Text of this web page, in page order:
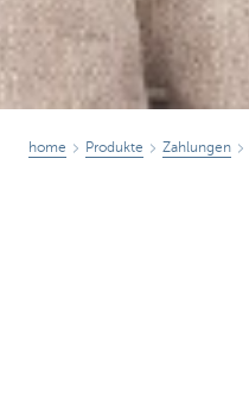
home Produkte Zahlungen